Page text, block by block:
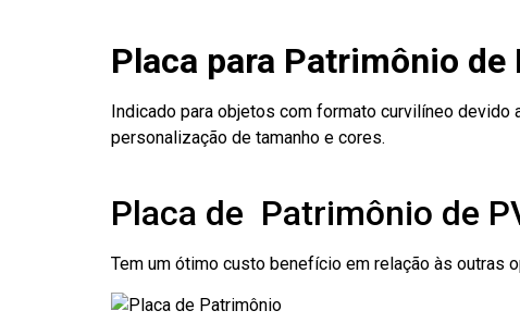
Placa para Patrimônio
Indicado para objetos com formato curvilíneo
personalização de tamanho e cores.
Placa de Patrimônio de
Tem um ótimo custo benefício em relação às outras